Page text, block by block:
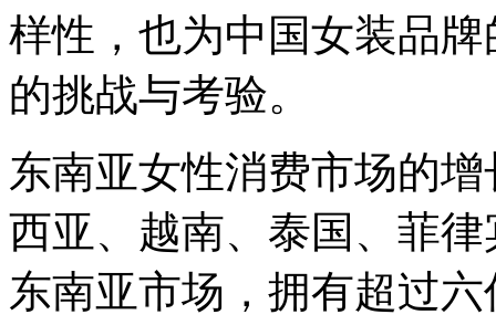
样性，也为中国女装品
的挑战与考验。
东南亚女性消费市场的
西亚、越南、泰国、菲
东南亚市场，拥有超过